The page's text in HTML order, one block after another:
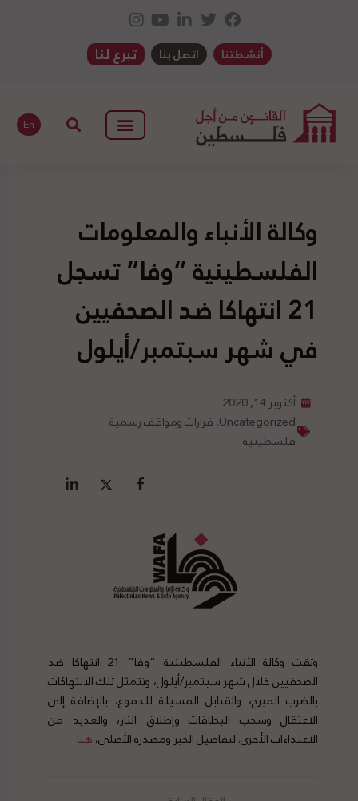
أنشطتنا اتصل بنا تبرع لنا
En
وكالة الأنباء والمعلومات
الفلسطينية “وفا” تسجل
21 انتهاكا ضد الصحفيين
في شهر سبتمبر/أيلول
أكتوبر 14, 2020
Uncategorized
,قرارات ومواقف رسمية
فلسطينية
وثقت وكالة الأنباء الفلسطينية “وفا” 21 انتهاكا ضد
الصحفيين خلال شهر سبتمبر/أيلول، وتتمثل تلك الانتهاكات
بالضرب المبرح، والقنابل المسيلة للدموع، بالإضافة إلى
الاعتقال وسحب البطاقات وإطلاق النار، والعديد من
الاعتداءات الأخرى. لتفاصيل الخبر ومصدره الأصلي،هنا